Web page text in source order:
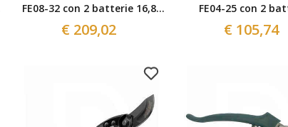
FE08-32 con 2 batterie 16,8V
- 2Ah
€ 209,02
FE04-25 con 2
€ 105,74